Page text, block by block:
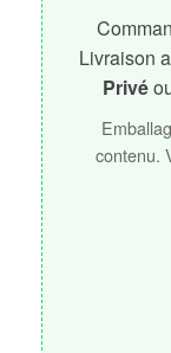
Livraison
Privé
contenu.